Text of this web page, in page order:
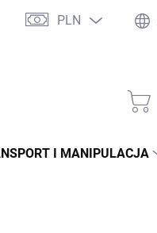
PLN
I MANIPULACJA